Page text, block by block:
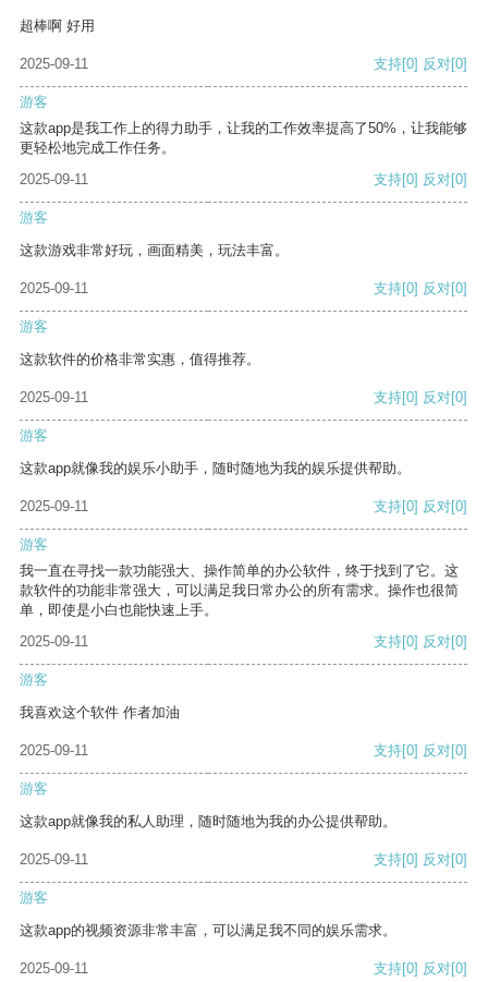
超棒啊 好用
2025-09-11 支持[0] 反对[0]
游客
这款app是我工作上的得力助手，让我的工作效率提高了50%，让我能够
更轻松地完成工作任务。
2025-09-11
支持[0] 反对[0]
游客
这款游戏非常好玩，画面精美，玩法丰富。
2025-09-11 支持[0] 反对[0]
游客
这款软件的价格非常实惠，值得推荐。
2025-09-11 支持[0] 反对[0]
游客
这款app就像我的娱乐小助手，随时随地为我的娱乐提供帮助。
2025-09-11 支持[0] 反对[0]
游客
我一直在寻找一款功能强大、操作简单的办公软件，终于找到了它。这
款软件的功能非常强大，可以满足我日常办公的所有需求。操作也很简
单，即使是小白也能快速上手。
2025-09-11
支持[0] 反对[0]
游客
我喜欢这个软件 作者加油
2025-09-11 支持[0] 反对[0]
游客
这款app就像我的私人助理，随时随地为我的办公提供帮助。
2025-09-11 支持[0] 反对[0]
游客
这款app的视频资源非常丰富，可以满足我不同的娱乐需求。
2025-09-11 支持[0] 反对[0]